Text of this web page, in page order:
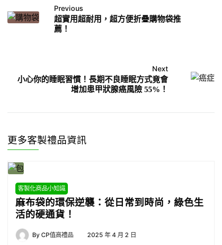
Previous
超實用超耐用，超方便折疊購物袋推
薦！
Next
小心你的睡眠習慣！長期不良睡眠方式竟會
增加患甲狀腺癌風險 55%！
更多客製禮品資訊
客製化商品小知識
麻布袋的環保逆襲：從日常到時尚，綠色生
活的硬通貨！
By CP值高禮品 2025 年 4 月 2 日